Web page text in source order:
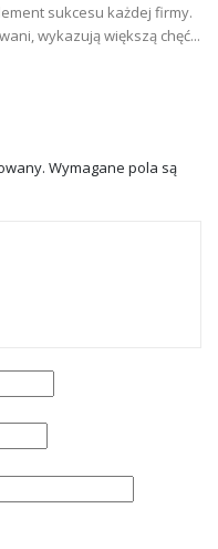
sukcesu każdej firmy.
wykazują większą chęć...
Wymagane pola są